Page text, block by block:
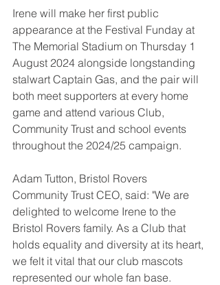
Irene will make her first public
appearance at the Festival Funday at
The Memorial Stadium on Thursday 1
August 2024 alongside longstanding
stalwart Captain Gas, and the pair will
both meet supporters at every home
game and attend various Club,
Community Trust and school events
throughout the 2024/25 campaign.
Adam Tutton, Bristol Rovers
Community Trust CEO, said: "We are
delighted to welcome Irene to the
Bristol Rovers family. As a Club that
holds equality and diversity at its heart,
we felt it vital that our club mascots
represented our whole fan base.